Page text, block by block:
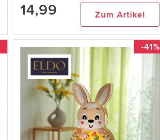
14,99 Zum Artikel
-41%